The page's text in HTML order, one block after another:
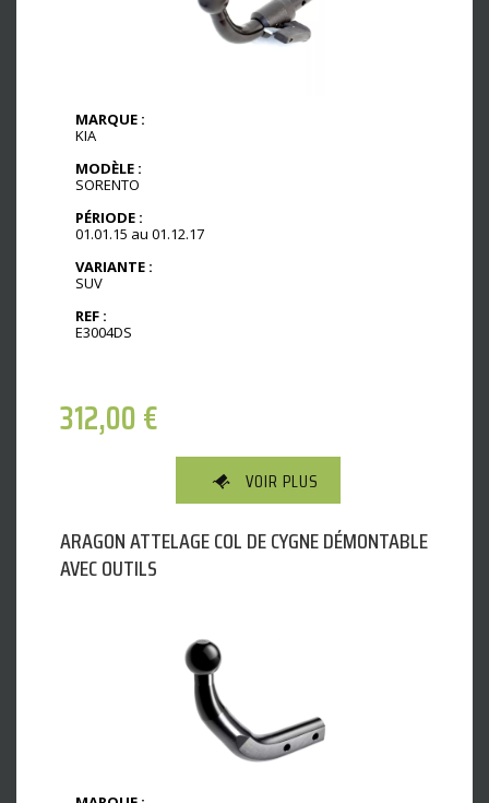
MARQUE :
KIA
MODÈLE :
SORENTO
PÉRIODE :
01.01.15 au 01.12.17
VARIANTE :
SUV
REF :
E3004DS
312,00€
VOIR PLUS
ARAGON ATTELAGE COL DE CYGNE DÉMONTABLE
AVEC OUTILS